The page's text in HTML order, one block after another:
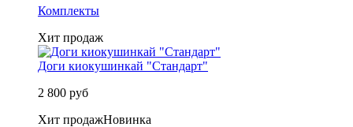
Комплекты
Хит продаж
Доги киокушинкай "Стандарт"
2 800 руб
Хит продажНовинка